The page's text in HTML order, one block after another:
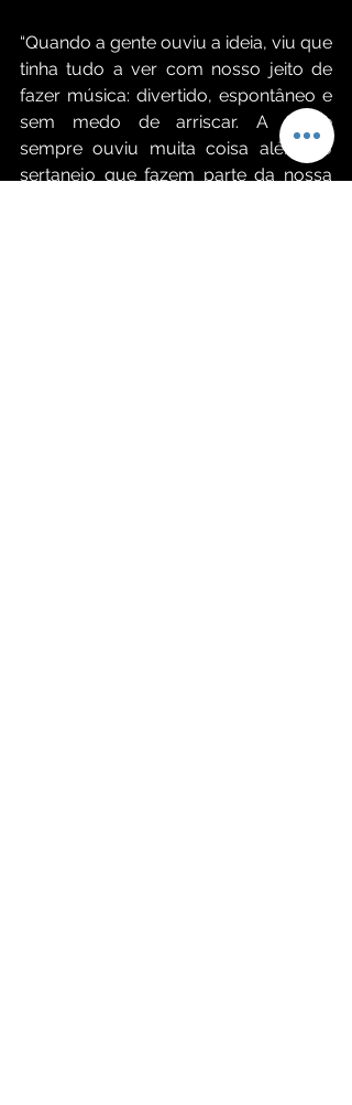
“Quando a gente ouviu a ideia, viu que
tinha tudo a ver com nosso jeito de
fazer música: divertido, espontâneo e
sem medo de arriscar. A gente
sempre ouviu muita coisa além do
sertanejo que fazem parte da nossa